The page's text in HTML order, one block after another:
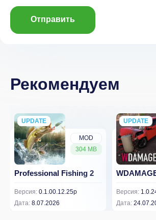
Отправить
Рекомендуем
MOD
304 MB
UPDATE
NEW
Professional Fishing 2
Версия: 0.1.00.12.25p
Дата: 8.07.2026
UPDATE
NEW
Версия:
Дата: